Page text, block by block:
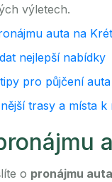
výletech.
auta na
nejlepší nabídky
pro půjčení auta
trasy a místa k
o pronájmu